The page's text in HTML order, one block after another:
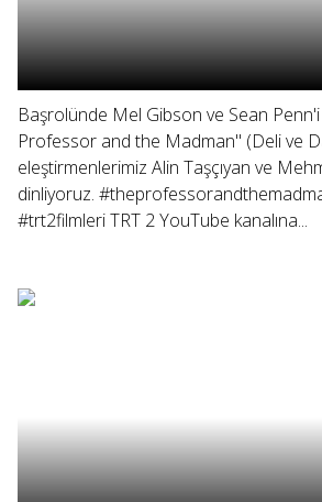
Başrolünde Mel Gibson ve Sean
Professor and the Madman" (Deli ve
eleştirmenlerimiz Alin Taşçıyan ve
dinliyoruz.
#trt2filmleri TRT 2 YouTube kanalına...